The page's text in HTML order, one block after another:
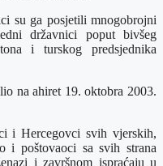
su ga posjetili mnogobrojni
državnici poput bivšeg
i turskog predsjednika
na ahiret 19. oktobra 2003.
i Hercegovci svih vjerskih,
i poštovaoci sa svih strana
i završnom ispraćaju u